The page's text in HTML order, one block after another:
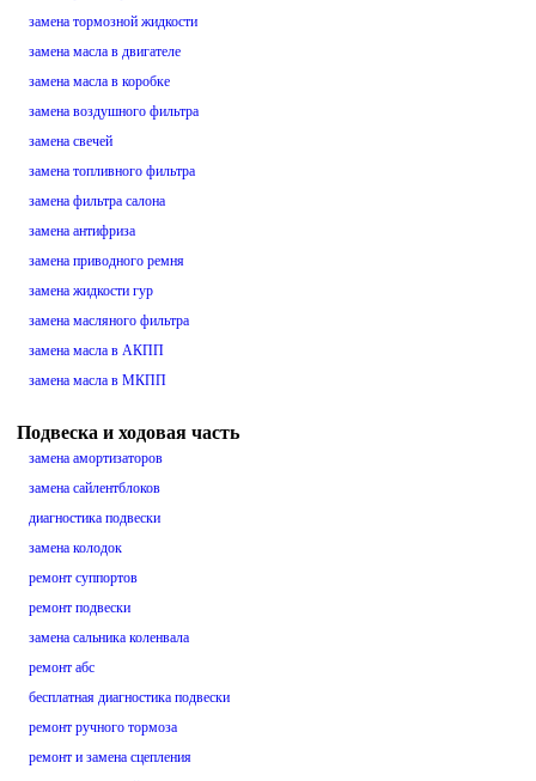
замена тормозной жидкости
замена масла в двигателе
замена масла в коробке
замена воздушного фильтра
замена свечей
замена топливного фильтра
замена фильтра салона
замена антифриза
замена приводного ремня
замена жидкости гур
замена масляного фильтра
замена масла в АКПП
замена масла в МКПП
Подвеска и ходовая часть
замена амортизаторов
замена сайлентблоков
диагностика подвески
замена колодок
ремонт суппортов
ремонт подвески
замена сальника коленвала
ремонт абс
бесплатная диагностика подвески
ремонт ручного тормоза
ремонт и замена сцепления